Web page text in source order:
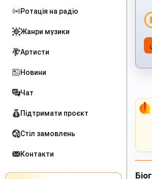
Ротація на радіо
Жанри музики
Артисти
Новини
Чат
Підтримати проєкт
Стіл замовлень
Контакти